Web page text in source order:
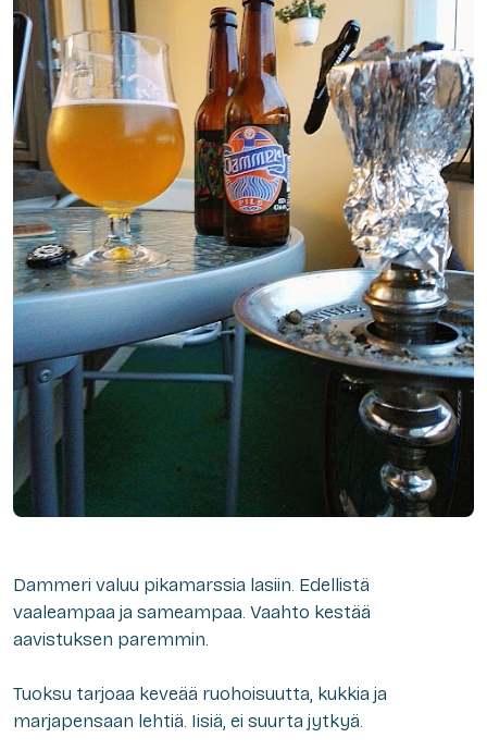
Dammeri valuu pikamarssia lasiin. Edellistä
vaaleampaa ja sameampaa. Vaahto kestää
aavistuksen paremmin.
Tuoksu tarjoaa keveää ruohoisuutta, kukkia ja
marjapensaan lehtiä. Iisiä, ei suurta jytkyä.